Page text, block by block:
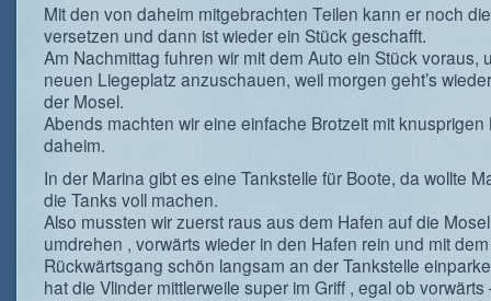
Mit den von daheim mitgebrachten Teilen kann er noch
versetzen und dann ist wieder ein Stück geschafft.
Am Nachmittag fuhren wir mit dem Auto ein Stück voraus,
neuen Liegeplatz anzuschauen, weil morgen geht’s
der Mosel.
Abends machten wir eine einfache Brotzeit mit knusprigen
daheim.
In der Marina gibt es eine Tankstelle für Boote, da wollte
die Tanks voll machen.
Also mussten wir zuerst raus aus dem Hafen auf die
umdrehen , vorwärts wieder in den Hafen rein und mit dem
Rückwärtsgang schön langsam an der Tankstelle
hat die Vlinder mittlerweile super im Griff , egal ob vorwärts